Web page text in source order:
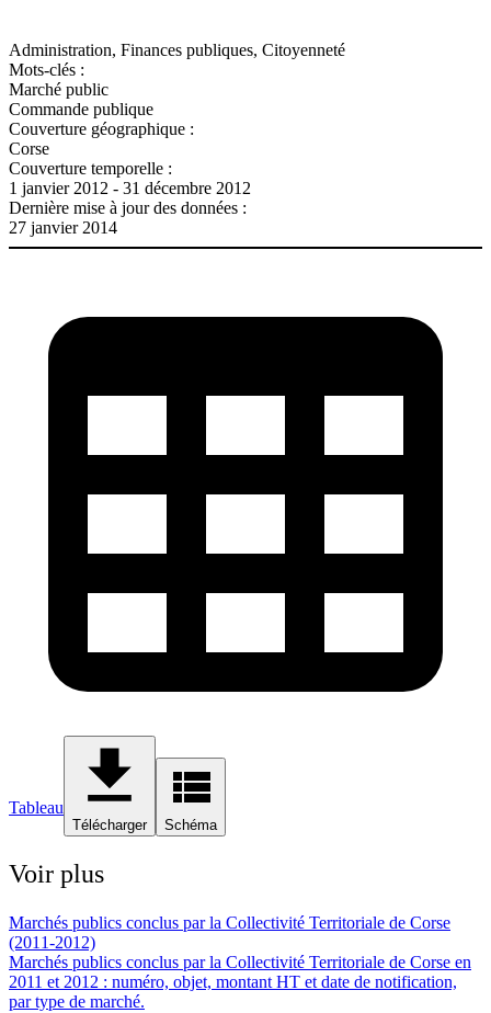
Administration, Finances publiques, Citoyenneté
Mots-clés :
Marché public
Commande publique
Couverture géographique :
Corse
Couverture temporelle :
1 janvier 2012 - 31 décembre 2012
Dernière mise à jour des données :
27 janvier 2014
Tableau
Télécharger Schéma
Voir plus
Marchés publics conclus par la Collectivité Territoriale de Corse
(2011-2012)
Marchés publics conclus par la Collectivité Territoriale de Corse en
2011 et 2012 : numéro, objet, montant HT et date de notification,
par type de marché.